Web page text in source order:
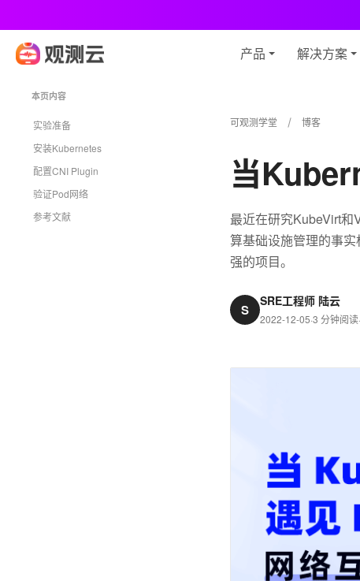
观
产品 解决方案
可观测学堂 博客
当
最近在研究KubeVirt和
算基础设施管理的事
强的项目。
S
SRE工程师 陆云
2022-12-05·3 分钟阅读·
本页内容
实验准备
安装Kubernetes
配置CNI Plugin
验证Pod网络
参考文献